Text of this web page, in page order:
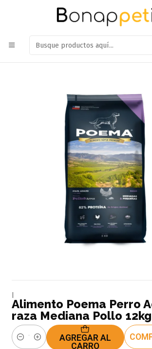
Estamos en: Antumalal 612, Quilicura
Adulto Raza Mediana y Grande
Alimento Poema Perro Adulto raza
Alimento Poema Perro
raza Mediana Pollo 12kg
Cantidad
AGREGAR AL
CARRO